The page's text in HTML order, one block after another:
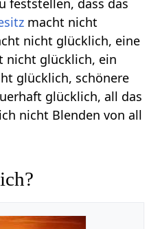
feststellen, dass das
macht nicht
nicht glücklich, eine
nicht glücklich, ein
glücklich, schönere
glücklich, all das
nicht Blenden von all